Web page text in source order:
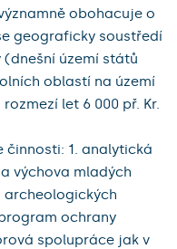
obohacuje o
geograficky soustředí
území států
oblastí na území
let 6 000 př. Kr.
1. analytická
výchova mladých
archeologických
ochrany
spolupráce jak v